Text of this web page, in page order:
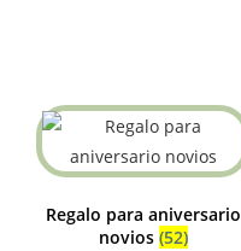
Regalo para aniversario
novios (52)